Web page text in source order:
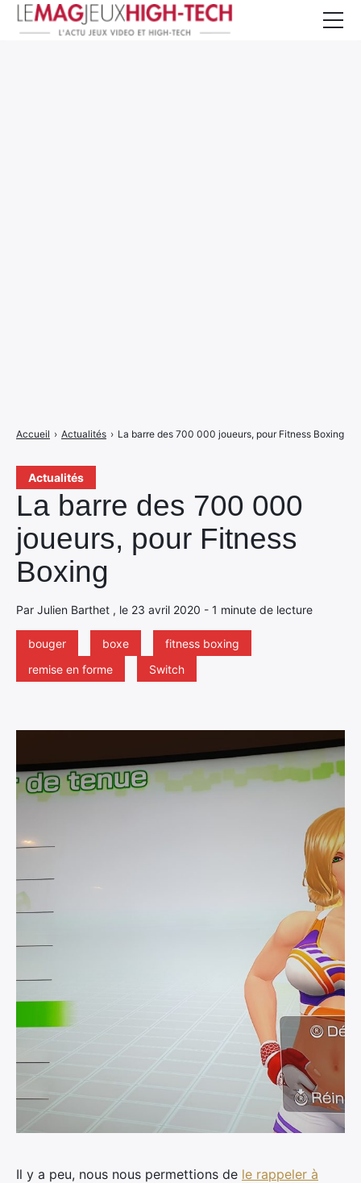
Actualités
La barre des 700 000
joueurs, pour Fitness
Boxing
Par Julien Barthet , le 23 avril 2020 - 1 minute de lecture
bouger boxe
fitness boxing
remise en forme
Switch
Accueil › Actualités › La barre des 700 000 joueurs, pour Fitness Boxing
Il y a peu, nous nous permettions de le rappeler à